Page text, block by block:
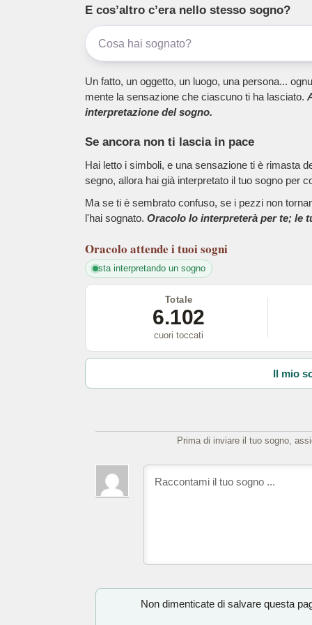
E cos’altro c’era nello stesso sogno?
Un fatto, un oggetto, un luogo, una persona...
mente la sensazione che ciascuno ti ha lasciato.
interpretazione del sogno.
Se ancora non ti lascia in pace
Hai letto i simboli, e una sensazione ti è rimasta
segno, allora hai già interpretato il tuo sogno per
Ma se ti è sembrato confuso, se i pezzi non
l'hai sognato. Oracolo lo interpreterà per te; le
Oracolo attende i tuoi sogni
sta interpretando un sogno
Totale
6.102
cuori toccati
Il mio
Prima di inviare il tuo sogno,
Non dimenticate di salvare questa